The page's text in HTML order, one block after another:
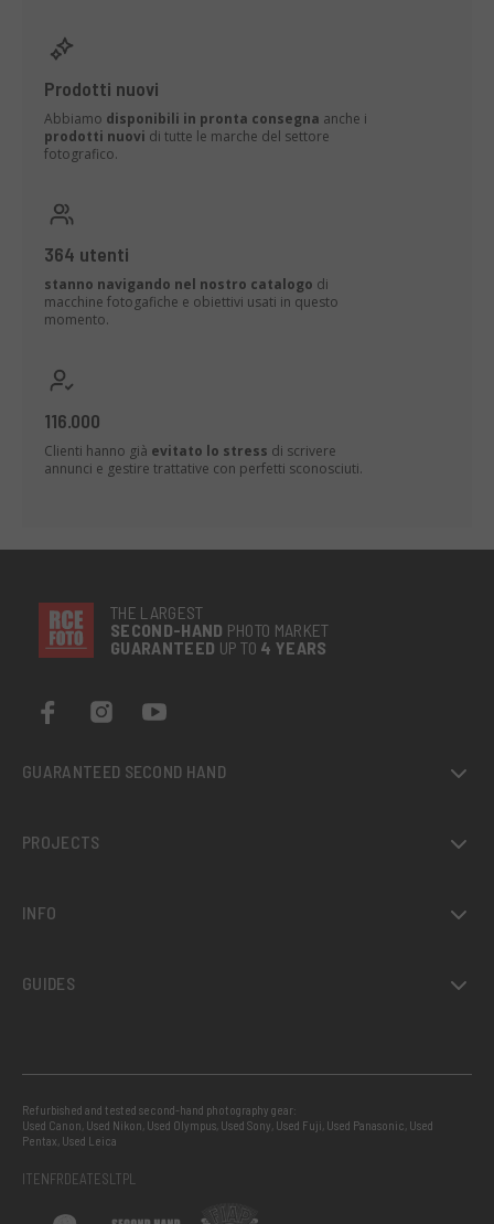
Prodotti nuovi
Abbiamo disponibili in pronta consegna anche i
prodotti nuovi di tutte le marche del settore
fotografico.
364 utenti
stanno navigando nel nostro catalogo di
macchine fotogafiche e obiettivi usati in questo
momento.
116.000
Clienti hanno già evitato lo stress di scrivere
annunci e gestire trattative con perfetti sconosciuti.
THE LARGEST
SECOND-HAND PHOTO MARKET
GUARANTEED UP TO 4 YEARS
GUARANTEED SECOND HAND
PROJECTS
INFO
GUIDES
Refurbished and tested second-hand photography gear:
Used Canon Used Nikon Used Olympus Used Sony Used Fuji Used Panasonic Used
Pentax Used Leica
ITENFRDEATESLTPL